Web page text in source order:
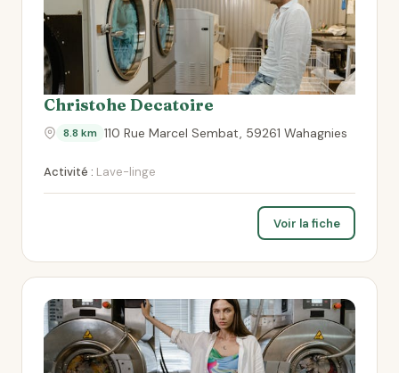
Christohe Decatoire
8.8 km 110 Rue Marcel Sembat, 59261 Wahagnies
Activité : Lave-linge
Voir la fiche